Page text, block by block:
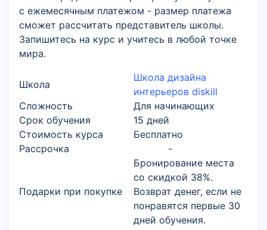
с ежемесячным платежом - размер платежа
сможет рассчитать представитель школы.
Запишитесь на курс и учитесь в любой точке
мира.
Школа
Школа дизайна
интерьеров diskill
Сложность
Для начинающих
Срок обучения
15 дней
Стоимость курса
Бесплатно
Рассрочка
-
Подарки при покупке
Бронирование места
со скидкой 38%.
Возврат денег, если не
понравятся первые 30
дней обучения.